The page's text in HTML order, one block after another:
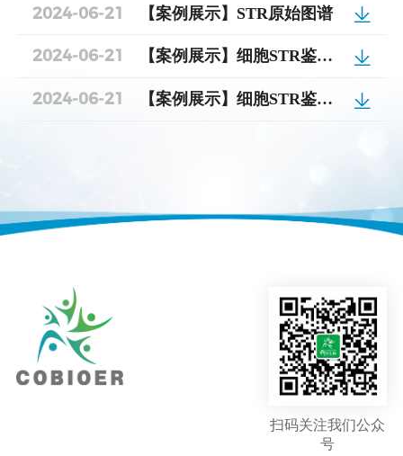
2024-06-21 【案例展示】STR原始图谱
2024-06-21 【案例展示】细胞STR鉴定检测报告_英文
2024-06-21 【案例展示】细胞STR鉴定检测报告_中文
扫码关注我们公众
号